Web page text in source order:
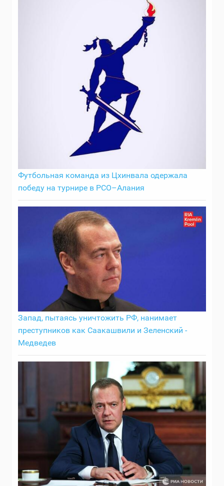
Футбольная команда из Цхинвала одержала
победу на турнире в РСО–Алания
Запад, пытаясь уничтожить РФ, нанимает
преступников как Саакашвили и Зеленский -
Медведев